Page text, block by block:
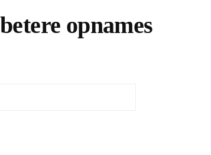
opnames